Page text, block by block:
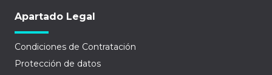
Apartado Legal
Condiciones de Contratación
Protección de datos